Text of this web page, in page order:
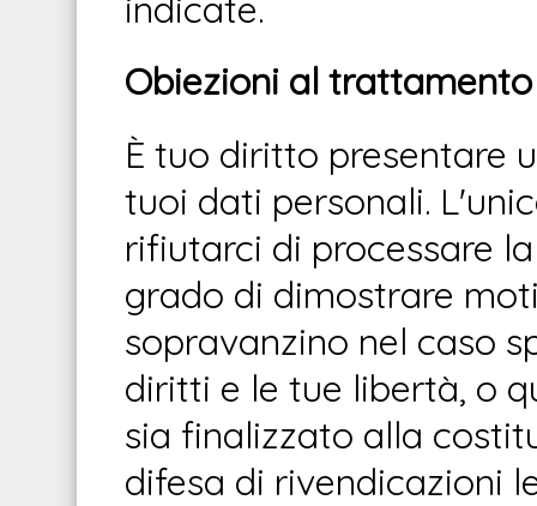
Obiezioni al
È tuo diritto presentare
tuoi dati personali.
rifiutarci di processare
grado di dimostrare
sopravanzino nel caso
diritti e le tue libertà, o
sia finalizzato alla
difesa di rivendicazioni